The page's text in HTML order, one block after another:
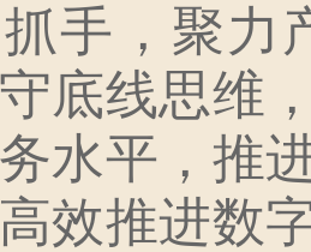
手，聚力
底线思维
水平，推
效推进数